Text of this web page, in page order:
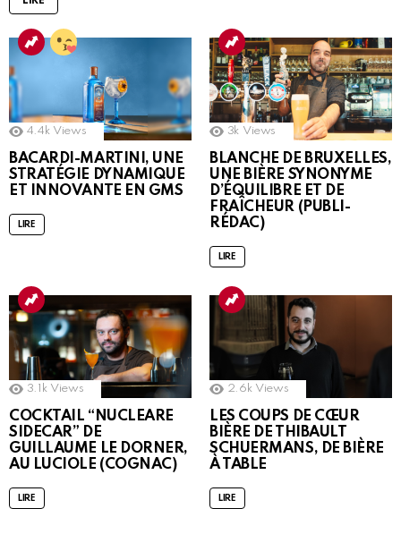
4.4k Views
BACARDI-MARTINI, UNE
STRATÉGIE DYNAMIQUE
ET INNOVANTE EN GMS
LIRE
3k Views
BLANCHE DE BRUXELLES,
UNE BIÈRE SYNONYME
D’ÉQUILIBRE ET DE
FRAÎCHEUR (PUBLI-
RÉDAC)
LIRE
3.1k Views
COCKTAIL “NUCLEARE
SIDECAR” DE
GUILLAUME LE DORNER,
AU LUCIOLE (COGNAC)
LIRE
2.6k Views
LES COUPS DE CŒUR
BIÈRE DE THIBAULT
SCHUERMANS, DE BIÈRE
À TABLE
LIRE